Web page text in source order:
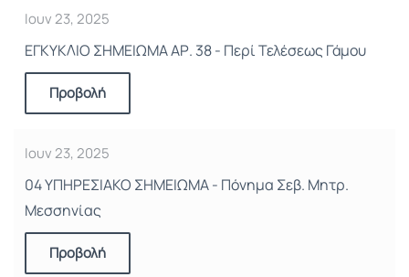
Ιουν 23, 2025
ΕΓΚΥΚΛΙΟ ΣΗΜΕΙΩΜΑ ΑΡ. 38 - Περί Τελέσεως Γάμου
Προβολή
Ιουν 23, 2025
04 ΥΠΗΡΕΣΙΑΚΟ ΣΗΜΕΙΩΜΑ - Πόνημα Σεβ. Μητρ.
Μεσσηνίας
Προβολή